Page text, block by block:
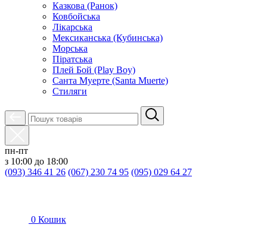
Казкова (Ранок)
Ковбойська
Лікарська
Мексиканська (Кубинська)
Морська
Піратська
Плей Бой (Play Boy)
Санта Муерте (Santa Muerte)
Стиляги
пн-пт
з 10:00 до 18:00
(093) 346 41 26 (067) 230 74 95 (095) 029 64 27
0 Кошик